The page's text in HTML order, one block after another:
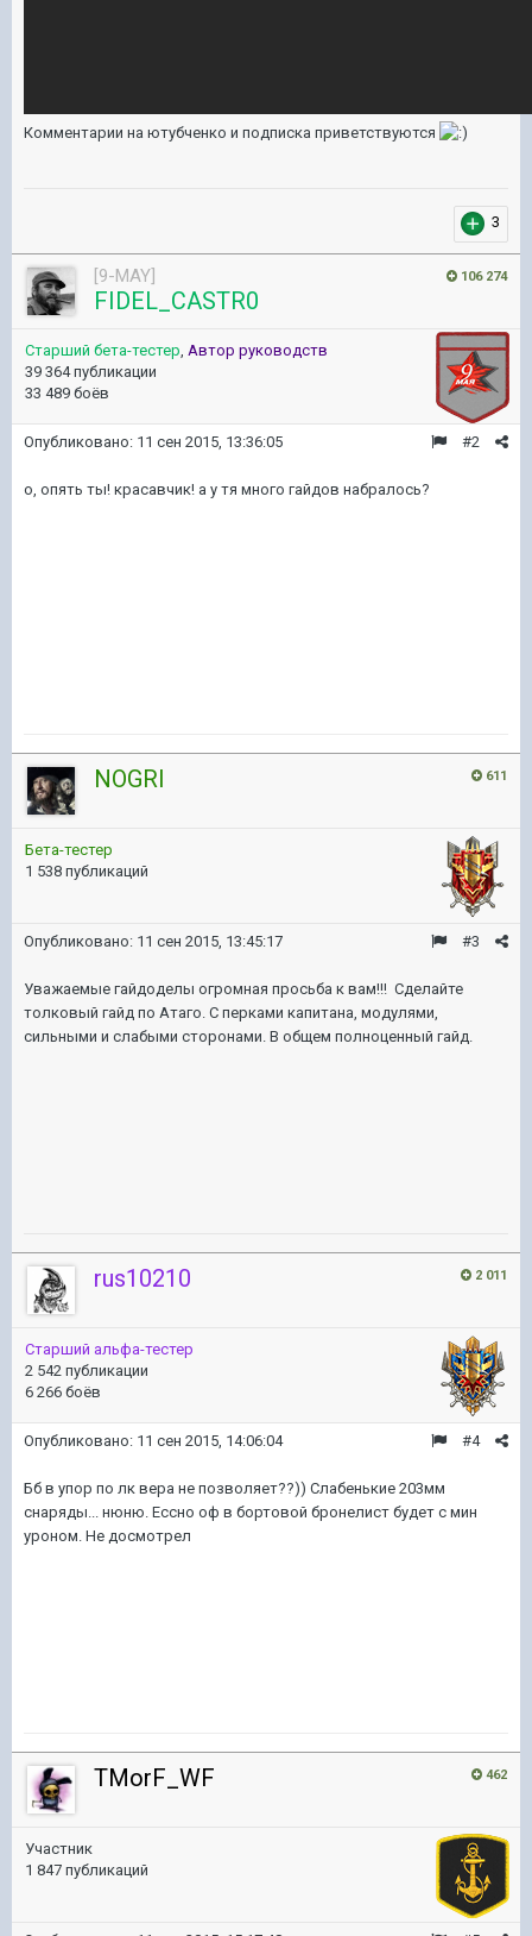
Комментарии на ютубченко и подписка приветствуются
3
106 274
[9-MAY]
FIDEL_CASTR0
Старший бета-тестер Автор руководств
39 364 публикации
33 489 боёв
#2
Опубликовано: 11 сен 2015, 13:36:05
о, опять ты! красавчик! а у тя много гайдов набралось?
611
NOGRI
Бета-тестер
1 538 публикаций
#3
Опубликовано: 11 сен 2015, 13:45:17
Уважаемые гайдоделы огромная просьба к вам!!! Сделайте
толковый гайд по Атаго. С перками капитана, модулями,
сильными и слабыми сторонами. В общем полноценный гайд.
2 011
rus10210
Старший альфа-тестер
2 542 публикации
6 266 боёв
#4
Опубликовано: 11 сен 2015, 14:06:04
Бб в упор по лк вера не позволяет??)) Слабенькие 203мм
снаряды... нюню. Ессно оф в бортовой бронелист будет с мин
уроном. Не досмотрел
462
TMorF_WF
Участник
1 847 публикаций